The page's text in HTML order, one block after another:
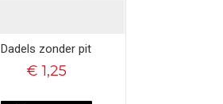
Dadels zonder pit
€ 1,25